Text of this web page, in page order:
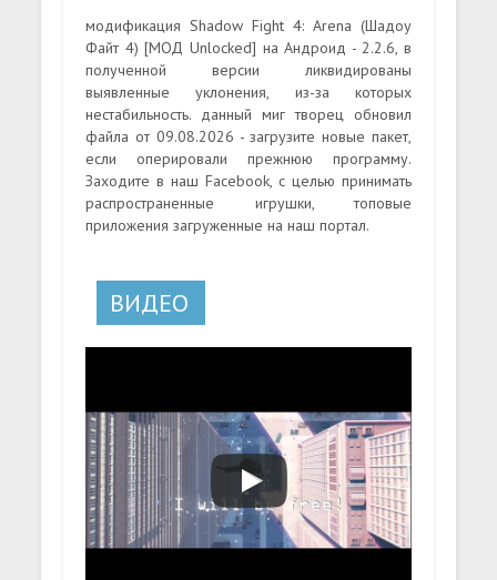
модификация Shadow Fight 4: Arena (Шадоу
Файт 4) [МОД Unlocked] на Андроид - 2.2.6, в
полученной версии ликвидированы
выявленные уклонения, из-за которых
нестабильность. данный миг творец обновил
файла от 09.08.2026 - загрузите новые пакет,
если оперировали прежнюю программу.
Заходите в наш Facebook, с целью принимать
распространенные игрушки, топовые
приложения загруженные на наш портал.
ВИДЕО